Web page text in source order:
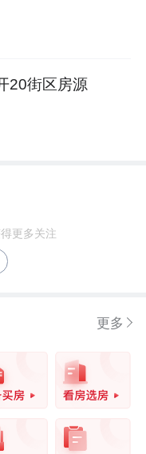
20街区房源
更多关注
更多